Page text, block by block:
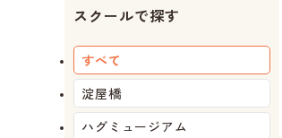
スクールで探す
すべて
淀屋橋
ハグミュージアム